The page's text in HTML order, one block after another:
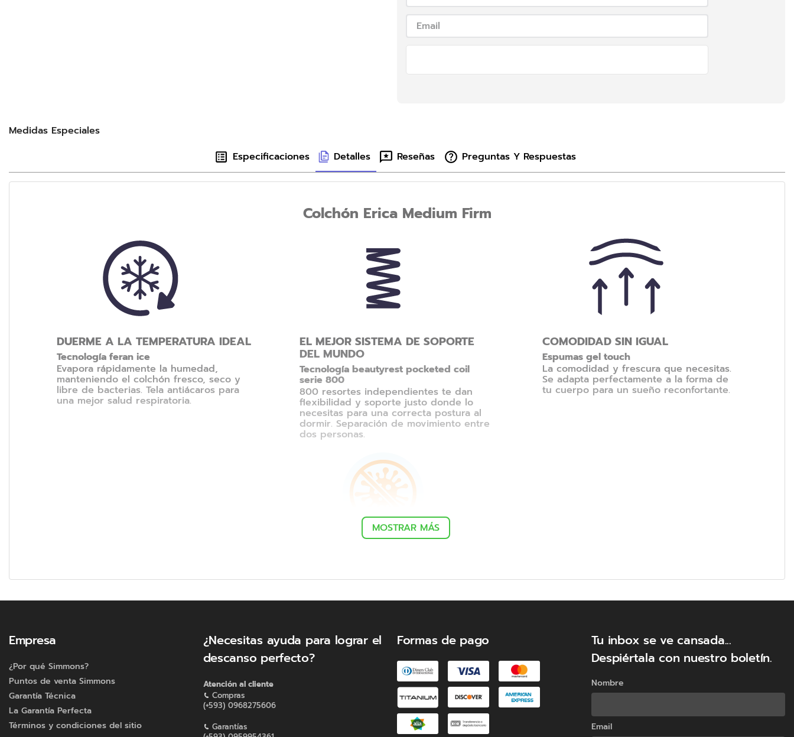
Medidas Especiales
Especificaciones
Detalles Reseñas Preguntas Y Respuestas
Colchón Erica Medium Firm
DUERME A LA TEMPERATURA IDEAL
Tecnología feran ice
Evapora rápidamente la humedad,
manteniendo el colchón fresco, seco y
libre de bacterias. Tela antiácaros para
una mejor salud respiratoria.
EL MEJOR SISTEMA DE SOPORTE
DEL MUNDO
Tecnología beautyrest pocketed coil
serie 800
800 resortes independientes te dan
flexibilidad y soporte justo donde lo
necesitas para una correcta postura al
dormir. Separación de movimiento entre
dos personas.
COMODIDAD SIN IGUAL
Espumas gel touch
La comodidad y frescura que necesitas.
Se adapta perfectamente a la forma de
tu cuerpo para un sueño reconfortante.
Tecnología antiviral y antibacterial que
saludable*.
MOSTRAR MÁS
Empresa
¿Por qué Simmons?
Puntos de venta Simmons
Garantía Técnica
La Garantía Perfecta
Términos y condiciones del sitio
¿Necesitas ayuda para lograr el
descanso perfecto?
Atención al cliente
Compras
(+593) 0968275606
Garantías
Formas de pago
Tu inbox se ve cansada...
Despiértala con nuestro boletín.
Nombre
Email